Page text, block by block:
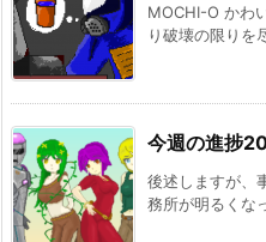
MOCHI-O かわ
り破壊の限りを
今週の進捗
後述しますが、
務所が明るくな